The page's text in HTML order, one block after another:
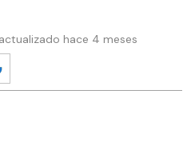
hace 4 meses